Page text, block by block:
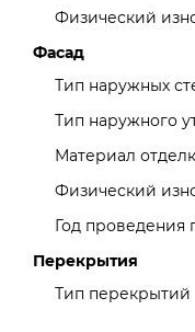
Физический
Фасад
Тип наружных
Тип наружного
Материал
Физический
Год проведения
Перекрытия
Тип перекрытий